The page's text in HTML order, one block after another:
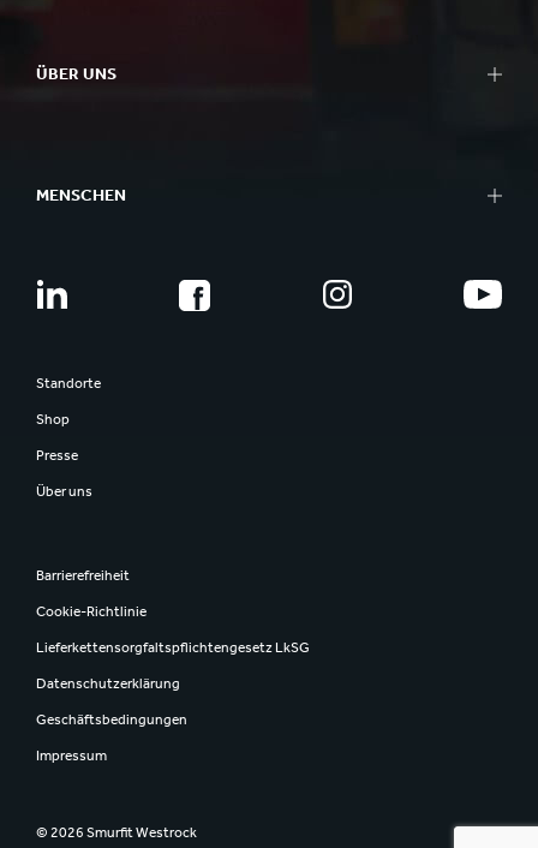
ÜBER UNS
MENSCHEN
Standorte
Shop
Presse
Über uns
Barrierefreiheit
Cookie-Richtlinie
Lieferkettensorgfaltspflichtengesetz LkSG
Datenschutzerklärung
Geschäftsbedingungen
Impressum
© 2026 Smurfit Westrock